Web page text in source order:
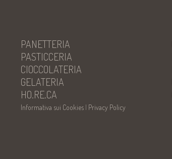
PANETTERIA
PASTICCERIA
CIOCCOLATERIA
GELATERIA
HO.RE.CA
Informativa sui Cookies | Privacy Policy